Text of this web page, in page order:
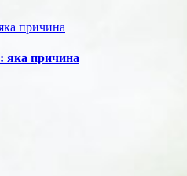
яка причина